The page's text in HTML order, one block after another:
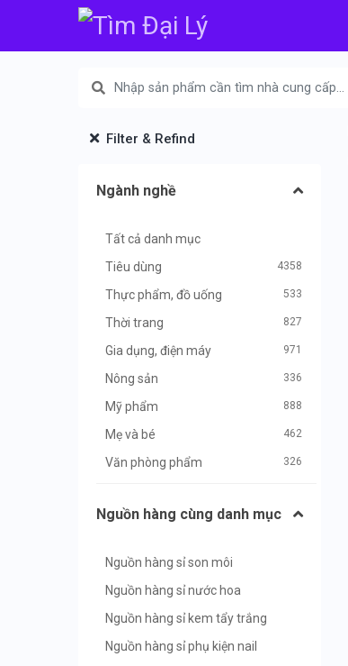
Filter & Refind
Ngành nghề
Tất cả danh mục
Tiêu dùng
4358
Thực phẩm, đồ uống 533
Thời trang 827
Gia dụng, điện máy 971
Nông sản 336
Mỹ phẩm 888
Mẹ và bé 462
Văn phòng phẩm 326
Dược phẩm Y tế 629
Máy tính, phụ kiện
Máy móc, công nghiệp
Vật liệu xây dựng
Nội Ngoại thất
Nguồn hàng cùng danh mục
Nguồn hàng sỉ son môi
Nguồn hàng sỉ nước hoa
Nguồn hàng sỉ kem tẩy trắng
Nguồn hàng sỉ phụ kiện nail